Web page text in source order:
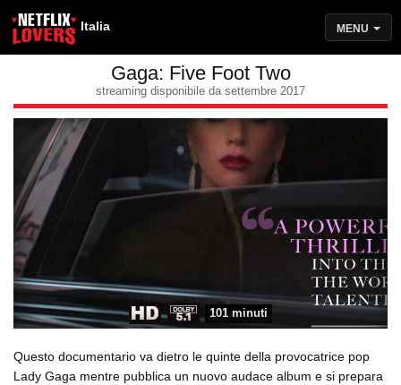
Italia MENU
Gaga: Five Foot Two
streaming disponibile da settembre 2017
101 minuti
Questo documentario va dietro le quinte della provocatrice pop
Lady Gaga mentre pubblica un nuovo audace album e si prepara